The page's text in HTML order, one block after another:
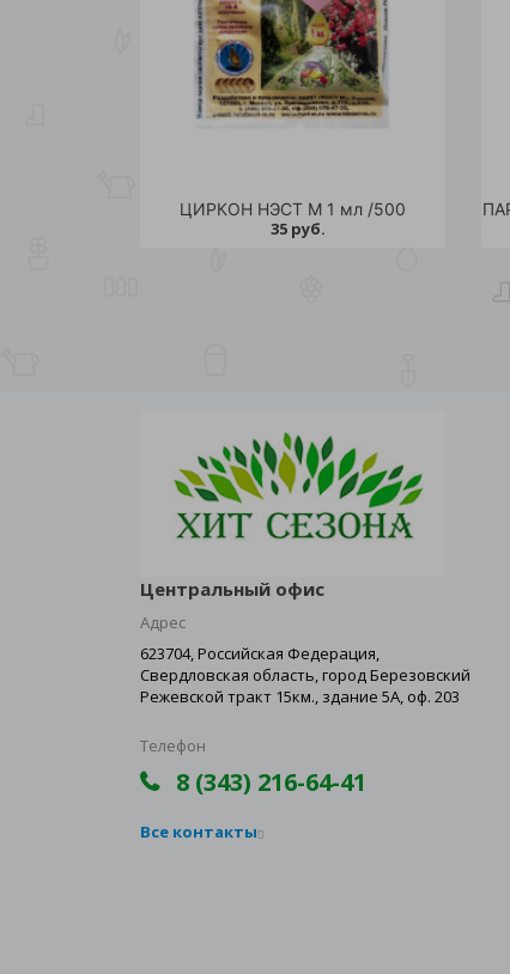
ЦИРКОН НЭСТ М 1 мл /500
35 руб.
Центральный офис
Адрес
623704, Российская Федерация,
Свердловская область, город Березовский
Режевской тракт 15км., здание 5А, оф. 203
Телефон
8 (343) 216-64-41
Все контакты